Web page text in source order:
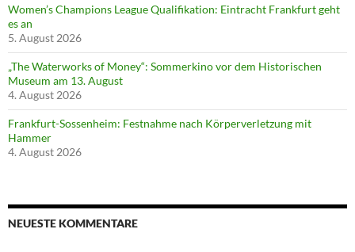
Women’s Champions League Qualifikation: Eintracht Frankfurt geht
es an
5. August 2026
„The Waterworks of Money“: Sommerkino vor dem Historischen
Museum am 13. August
4. August 2026
Frankfurt-Sossenheim: Festnahme nach Körperverletzung mit
Hammer
4. August 2026
NEUESTE KOMMENTARE